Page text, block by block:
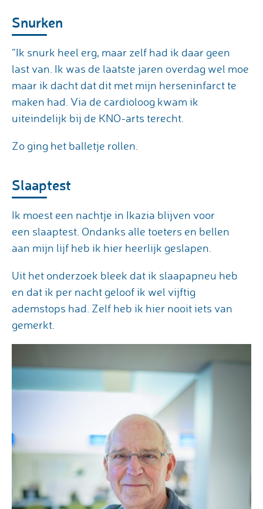
Snurken
“Ik snurk heel erg, maar zelf had ik daar geen
last van. Ik was de laatste jaren overdag wel moe
maar ik dacht dat dit met mijn herseninfarct te
maken had. Via de cardioloog kwam ik
uiteindelijk bij de KNO-arts terecht.
Zo ging het balletje rollen.
Slaaptest
Ik moest een nachtje in Ikazia blijven voor
een slaaptest. Ondanks alle toeters en bellen
aan mijn lijf heb ik hier heerlijk geslapen.
Uit het onderzoek bleek dat ik slaapapneu heb
en dat ik per nacht geloof ik wel vijftig
ademstops had. Zelf heb ik hier nooit iets van
gemerkt.